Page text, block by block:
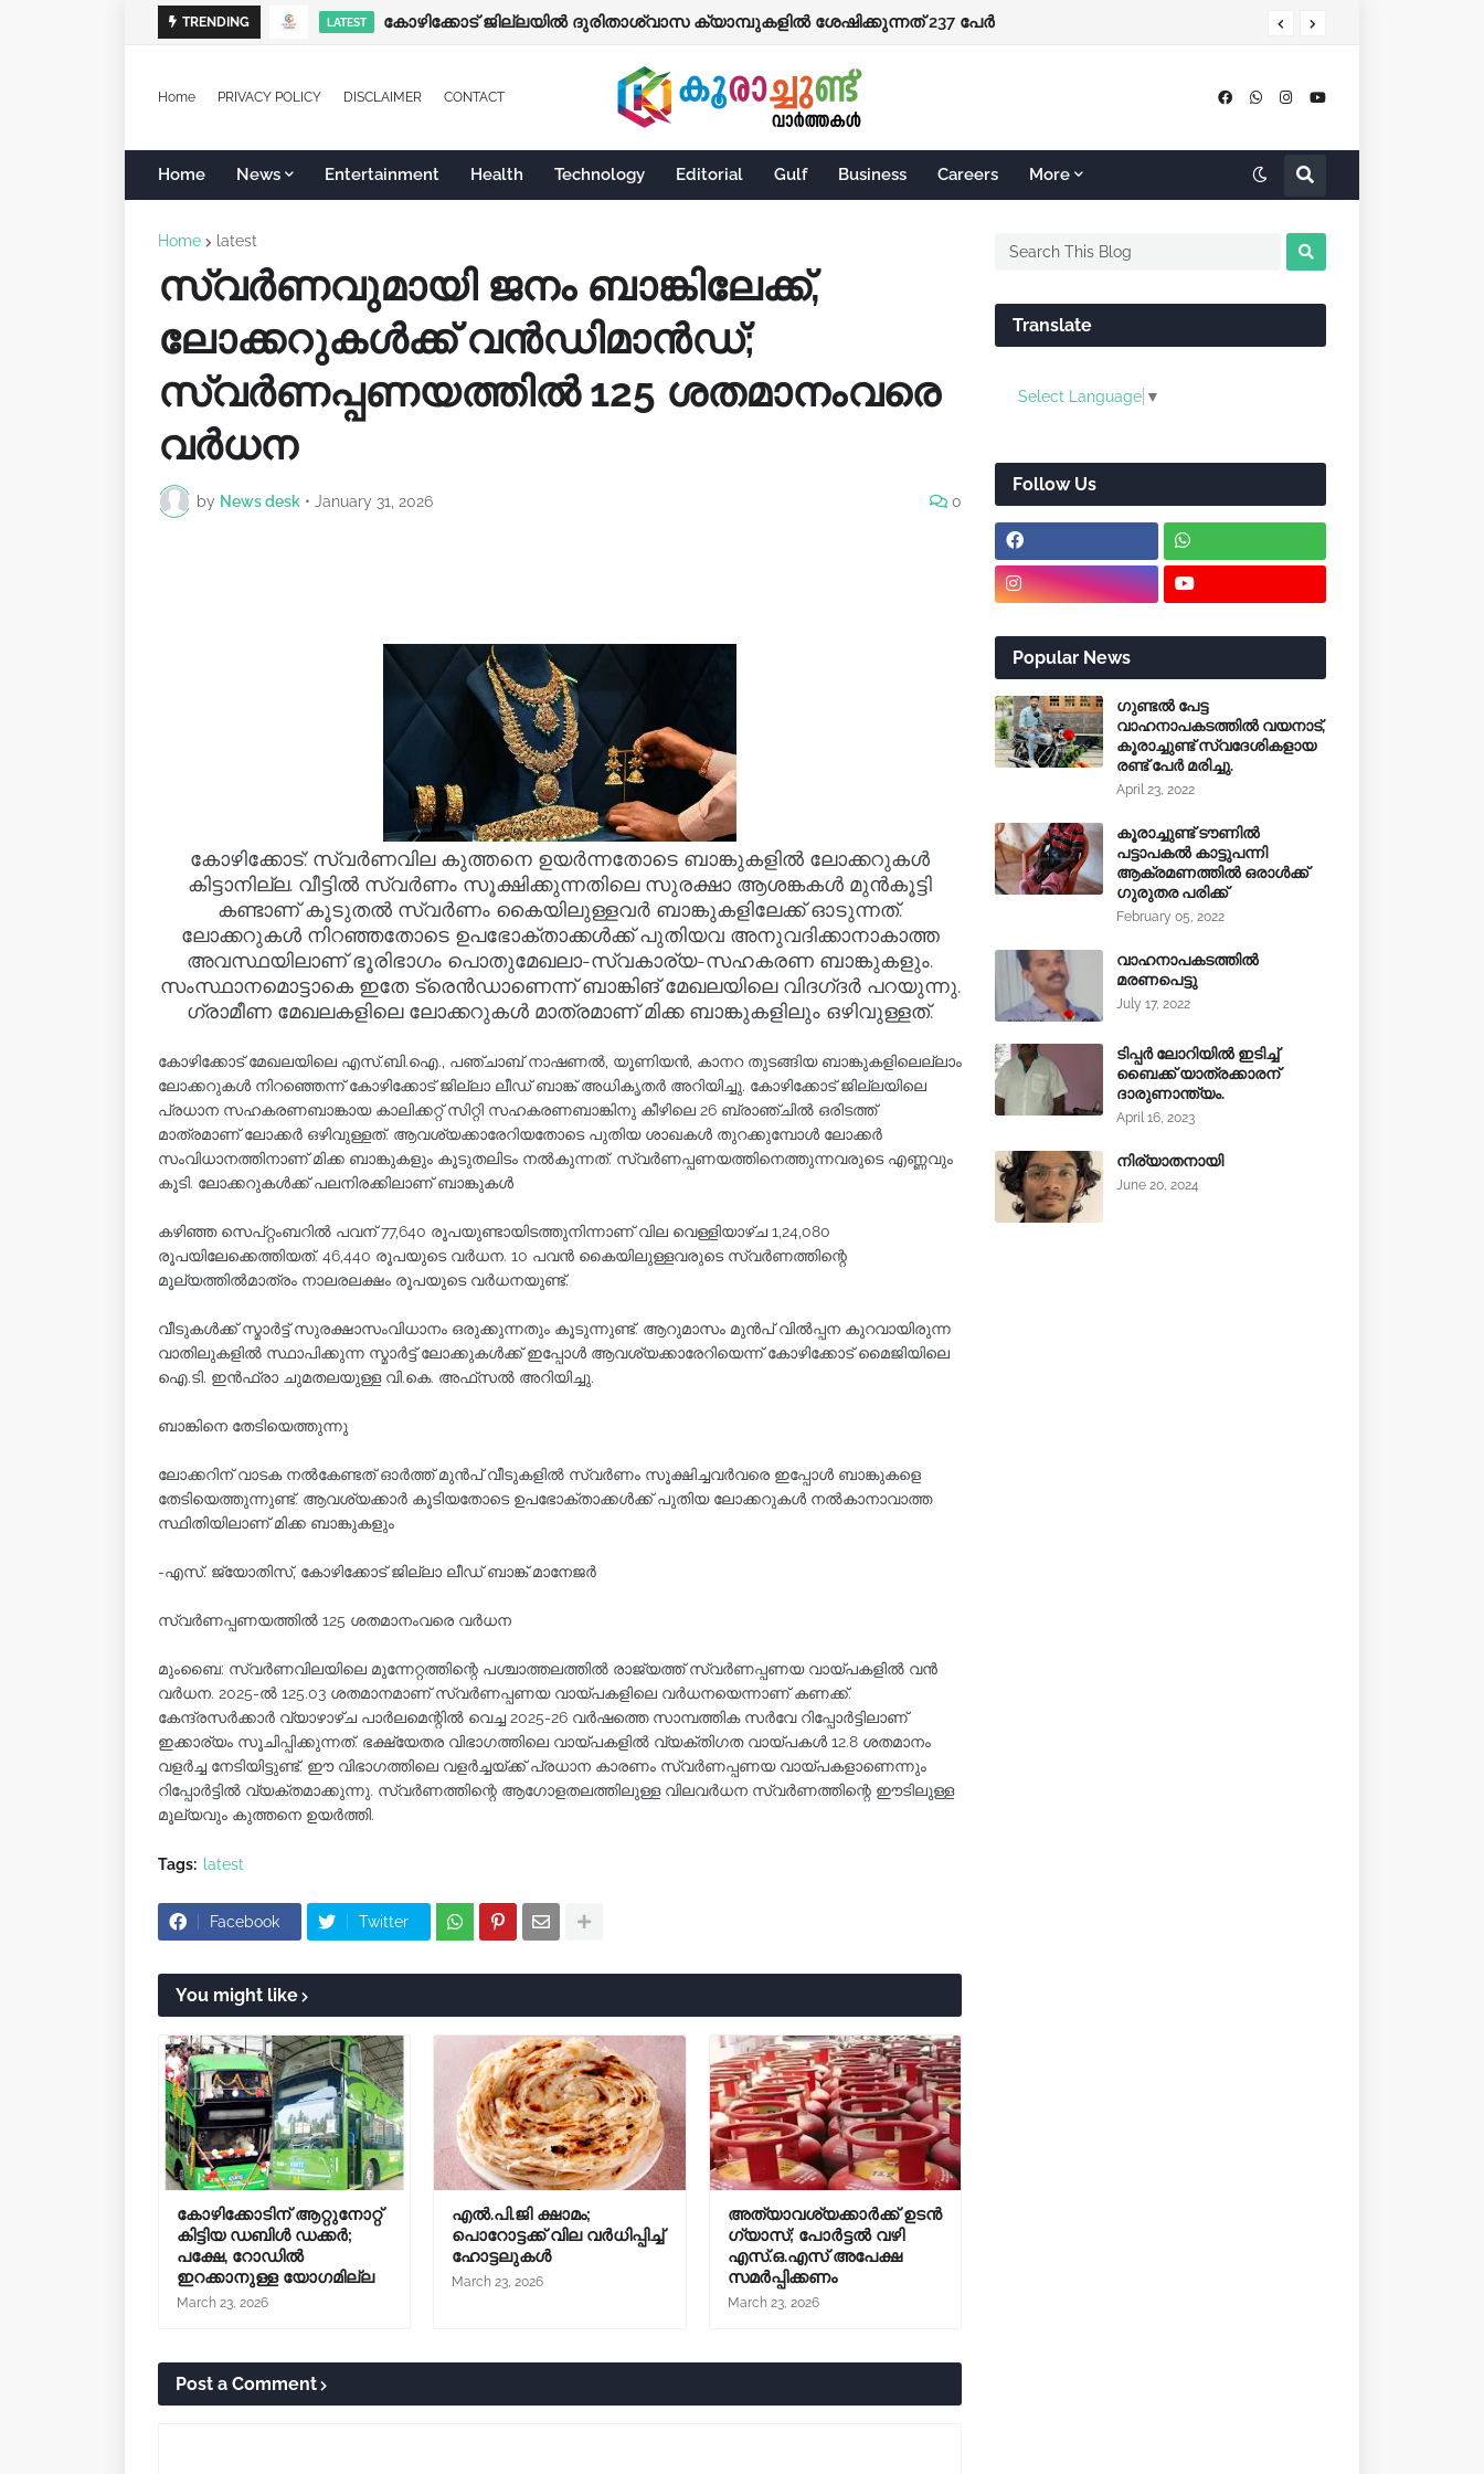
TRENDING LATEST കോഴിക്കോട് ജില്ലയില്‍ ദുരിതാശ്വാസ ക്യാമ്പുകളില്‍ ശേഷിക്കുന്നത് 237 പേര്‍
LATEST കക്കയം ഡാമിന്റെ ഷട്ടറുകള്‍ അടച്ചു
Home PRIVACY POLICY DISCLAIMER CONTACT
Home News Entertainment Health Technology Editorial Gulf Business Careers More
Home latest
സ്വർണവുമായി ജനം ബാങ്കിലേക്ക്,
ലോക്കറുകൾക്ക് വൻഡിമാൻഡ്;
സ്വർണപ്പണയത്തിൽ 125 ശതമാനംവരെ
വർധന
by News desk • January 31, 2026 0
കോഴിക്കോട്: സ്വർണവില കുത്തനെ ഉയർന്നതോടെ ബാങ്കുകളിൽ ലോക്കറുകൾ
കിട്ടാനില്ല. വീട്ടിൽ സ്വർണം സൂക്ഷിക്കുന്നതിലെ സുരക്ഷാ ആശങ്കകൾ മുൻകൂട്ടി
കണ്ടാണ് കൂടുതൽ സ്വർണം കൈയിലുള്ളവർ ബാങ്കുകളിലേക്ക് ഓടുന്നത്.
ലോക്കറുകൾ നിറഞ്ഞതോടെ ഉപഭോക്താക്കൾക്ക് പുതിയവ അനുവദിക്കാനാകാത്ത
അവസ്ഥയിലാണ് ഭൂരിഭാഗം പൊതുമേഖലാ-സ്വകാര്യ-സഹകരണ ബാങ്കുകളും.
സംസ്ഥാനമൊട്ടാകെ ഇതേ ട്രെൻഡാണെന്ന് ബാങ്കിങ് മേഖലയിലെ വിദഗ്‍ദർ പറയുന്നു.
ഗ്രാമീണ മേഖലകളിലെ ലോക്കറുകൾ മാത്രമാണ് മിക്ക ബാങ്കുകളിലും ഒഴിവുള്ളത്.
കോഴിക്കോട് മേഖലയിലെ എസ്.ബി.ഐ., പഞ്ചാബ് നാഷണൽ, യൂണിയൻ, കാനറ തുടങ്ങിയ ബാങ്കുകളിലെല്ലാം
ലോക്കറുകൾ നിറഞ്ഞെന്ന് കോഴിക്കോട് ജില്ലാ ലീഡ് ബാങ്ക് അധികൃതർ അറിയിച്ചു. കോഴിക്കോട് ജില്ലയിലെ
പ്രധാന സഹകരണബാങ്കായ കാലിക്കറ്റ് സിറ്റി സഹകരണബാങ്കിനു കീഴിലെ 26 ബ്രാഞ്ചിൽ ഒരിടത്ത്
മാത്രമാണ് ലോക്കർ ഒഴിവുള്ളത്. ആവശ്യക്കാരേറിയതോടെ പുതിയ ശാഖകൾ തുറക്കുമ്പോൾ ലോക്കർ
സംവിധാനത്തിനാണ് മിക്ക ബാങ്കുകളും കൂടുതലിടം നൽകുന്നത്. സ്വർണപ്പണയത്തിനെത്തുന്നവരുടെ എണ്ണവും
കൂടി. ലോക്കറുകൾക്ക് പലനിരക്കിലാണ് ബാങ്കുകൾ
കഴിഞ്ഞ സെപ്റ്റംബറിൽ പവന് 77,640 രൂപയുണ്ടായിടത്തുനിന്നാണ് വില വെള്ളിയാഴ്ച 1,24,080
രൂപയിലേക്കെത്തിയത്. 46,440 രൂപയുടെ വർധന. 10 പവൻ കൈയിലുള്ളവരുടെ സ്വർണത്തിന്റെ
മൂല്യത്തിൽമാത്രം നാലരലക്ഷം രൂപയുടെ വർധനയുണ്ട്.
വീടുകൾക്ക് സ്മാർട്ട് സുരക്ഷാസംവിധാനം ഒരുക്കുന്നതും കൂടുന്നുണ്ട്. ആറുമാസം മുൻപ്‌ വിൽപ്പന കുറവായിരുന്ന
വാതിലുകളിൽ സ്ഥാപിക്കുന്ന സ്മാർട്ട് ലോക്കുകൾക്ക് ഇപ്പോൾ ആവശ്യക്കാരേറിയെന്ന് കോഴിക്കോട് മൈജിയിലെ
ഐ.ടി. ഇൻഫ്രാ ചുമതലയുള്ള വി.കെ. അഫ്‌സൽ അറിയിച്ചു.
ബാങ്കിനെ തേടിയെത്തുന്നു
ലോക്കറിന് വാടക നൽകേണ്ടത് ഓർത്ത് മുൻപ്‌ വീടുകളിൽ സ്വർണം സൂക്ഷിച്ചവർവരെ ഇപ്പോൾ ബാങ്കുകളെ
തേടിയെത്തുന്നുണ്ട്. ആവശ്യക്കാർ കൂടിയതോടെ ഉപഭോക്താക്കൾക്ക് പുതിയ ലോക്കറുകൾ നൽകാനാവാത്ത
സ്ഥിതിയിലാണ് മിക്ക ബാങ്കുകളും
-എസ്. ജ്യോതിസ്, കോഴിക്കോട് ജില്ലാ ലീഡ് ബാങ്ക് മാനേജർ
സ്വർണപ്പണയത്തിൽ 125 ശതമാനംവരെ വർധന
മുംബൈ: സ്വർണവിലയിലെ മുന്നേറ്റത്തിന്റെ പശ്ചാത്തലത്തിൽ രാജ്യത്ത് സ്വർണപ്പണയ വായ്പകളിൽ വൻ
വർധന. 2025-ൽ 125.03 ശതമാനമാണ് സ്വർണപ്പണയ വായ്പകളിലെ വർധനയെന്നാണ് കണക്ക്.
കേന്ദ്രസർക്കാർ വ്യാഴാഴ്ച പാർലമെന്റിൽ വെച്ച 2025-26 വർഷത്തെ സാമ്പത്തിക സർവേ റിപ്പോർട്ടിലാണ്
ഇക്കാര്യം സൂചിപ്പിക്കുന്നത്. ഭക്ഷ്യേതര വിഭാഗത്തിലെ വായ്പകളിൽ വ്യക്തിഗത വായ്പകൾ 12.8 ശതമാനം
വളർച്ച നേടിയിട്ടുണ്ട്. ഈ വിഭാഗത്തിലെ വളർച്ചയ്ക്ക്‌ പ്രധാന കാരണം സ്വർണപ്പണയ വായ്പകളാണെന്നും
റിപ്പോർട്ടിൽ വ്യക്തമാക്കുന്നു. സ്വർണത്തിന്റെ ആഗോളതലത്തിലുള്ള വിലവർധന സ്വർണത്തിന്റെ ഈടിലുള്ള
മൂല്യവും കുത്തനെ ഉയർത്തി.
Tags: latest
Facebook Twitter
You might like
കോഴിക്കോടിന് ആറ്റുനോറ്റ്
കിട്ടിയ ഡബിൾ ഡക്കർ;
പക്ഷേ, റോഡിൽ
ഇറക്കാനുള്ള യോഗമില്ല
March 23, 2026
എൽ.പി.ജി ക്ഷാമം;
പൊറോട്ടക്ക് വില വർധിപ്പിച്ച്
ഹോട്ടലുകൾ
March 23, 2026
അത്യാവശ്യക്കാർക്ക് ഉടൻ
ഗ്യാസ്; പോർട്ടൽ വഴി
എസ്.ഒ.എസ് അപേക്ഷ
സമർപ്പിക്കണം
March 23, 2026
Post a Comment
Translate
Select Language ▼
Follow Us
Popular News
ഗുണ്ടൽ പേട്ട
വാഹനാപകടത്തിൽ വയനാട്,
കൂരാച്ചുണ്ട് സ്വദേശികളായ
രണ്ട് പേർ മരിച്ചു.
April 23, 2022
കൂരാച്ചുണ്ട് ടൗണിൽ
പട്ടാപകൽ കാട്ടുപന്നി
ആക്രമണത്തിൽ ഒരാൾക്ക്
ഗുരുതര പരിക്ക്
February 05, 2022
വാഹനാപകടത്തിൽ
മരണപെട്ടു
July 17, 2022
ടിപ്പർ ലോറിയിൽ ഇടിച്ച്
ബൈക്ക് യാത്രക്കാരന്
ദാരുണാന്ത്യം.
April 16, 2023
നിര്യാതനായി
June 20, 2024